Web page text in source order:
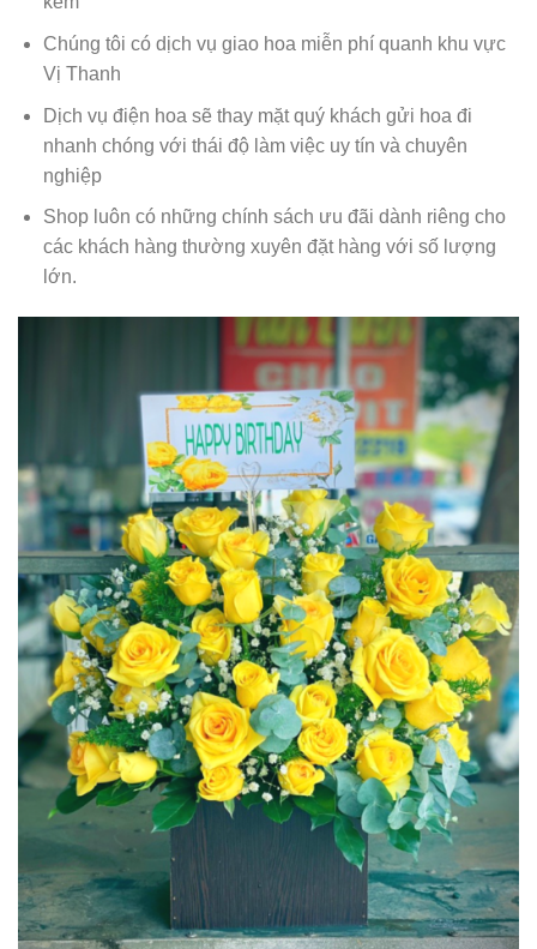
Chúng tôi có dịch vụ giao hoa miễn phí quanh khu vực
Vị Thanh
Dịch vụ điện hoa sẽ thay mặt quý khách gửi hoa đi
nhanh chóng với thái độ làm việc uy tín và chuyên
nghiệp
Shop luôn có những chính sách ưu đãi dành riêng cho
các khách hàng thường xuyên đặt hàng với số lượng
lớn.